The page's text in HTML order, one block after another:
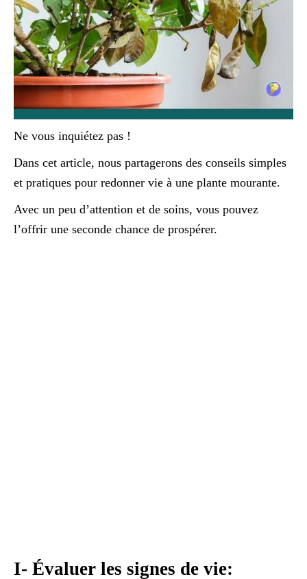
Ne vous inquiétez pas !
Dans cet article, nous partagerons des conseils simples
et pratiques pour redonner vie à une plante mourante.
Avec un peu d’attention et de soins, vous pouvez
l’offrir une seconde chance de prospérer.
I- Évaluer les signes de vie: